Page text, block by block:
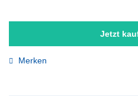
Jetzt
Merken